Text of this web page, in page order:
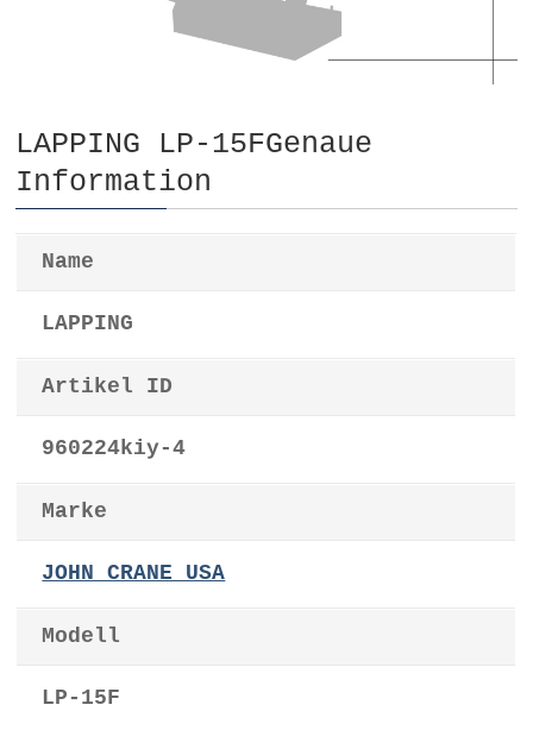
LAPPING LP-15FGenaue
Information
Name
LAPPING
Artikel ID
960224kiy-4
Marke
JOHN CRANE USA
Modell
LP-15F